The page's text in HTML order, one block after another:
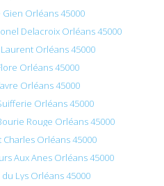
Orléans 45000
Delacroix Orléans 45000
Orléans 45000
Orléans 45000
Orléans 45000
Orléans 45000
Rouge Orléans 45000
Orléans 45000
Aux Anes Orléans 45000
Lys Orléans 45000